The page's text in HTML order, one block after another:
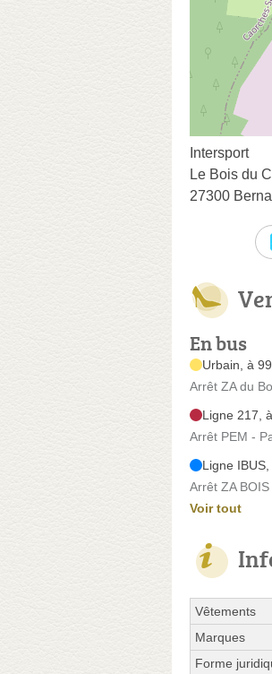
Intersport
Le Bois du
27300
En bus
Urbain, à
Arrêt ZA du
Ligne 217,
Arrêt PEM -
Ligne
Arrêt ZA
Voir tout
Vêtements
Marques
Forme